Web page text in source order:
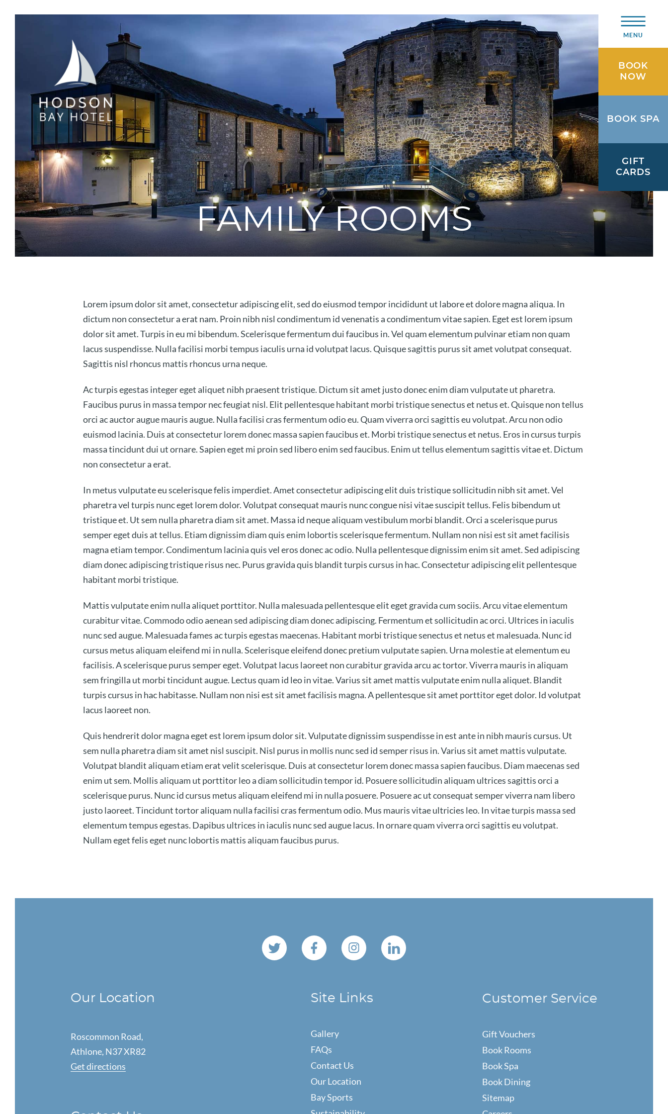
Bay
Hotel
Athlone,
Westmeath
MENU
BOOK
NOW
BOOK SPA
GIFT
CARDS
FAMILY ROOMS
Lorem ipsum dolor sit amet, consectetur adipiscing elit, sed do eiusmod tempor incididunt ut labore et dolore magna aliqua. In
dictum non consectetur a erat nam. Proin nibh nisl condimentum id venenatis a condimentum vitae sapien. Eget est lorem ipsum
dolor sit amet. Turpis in eu mi bibendum. Scelerisque fermentum dui faucibus in. Vel quam elementum pulvinar etiam non quam
lacus suspendisse. Nulla facilisi morbi tempus iaculis urna id volutpat lacus. Quisque sagittis purus sit amet volutpat consequat.
Sagittis nisl rhoncus mattis rhoncus urna neque.
Ac turpis egestas integer eget aliquet nibh praesent tristique. Dictum sit amet justo donec enim diam vulputate ut pharetra.
Faucibus purus in massa tempor nec feugiat nisl. Elit pellentesque habitant morbi tristique senectus et netus et. Quisque non tellus
orci ac auctor augue mauris augue. Nulla facilisi cras fermentum odio eu. Quam viverra orci sagittis eu volutpat. Arcu non odio
euismod lacinia. Duis at consectetur lorem donec massa sapien faucibus et. Morbi tristique senectus et netus. Eros in cursus turpis
massa tincidunt dui ut ornare. Sapien eget mi proin sed libero enim sed faucibus. Enim ut tellus elementum sagittis vitae et. Dictum
non consectetur a erat.
In metus vulputate eu scelerisque felis imperdiet. Amet consectetur adipiscing elit duis tristique sollicitudin nibh sit amet. Vel
pharetra vel turpis nunc eget lorem dolor. Volutpat consequat mauris nunc congue nisi vitae suscipit tellus. Felis bibendum ut
tristique et. Ut sem nulla pharetra diam sit amet. Massa id neque aliquam vestibulum morbi blandit. Orci a scelerisque purus
semper eget duis at tellus. Etiam dignissim diam quis enim lobortis scelerisque fermentum. Nullam non nisi est sit amet facilisis
magna etiam tempor. Condimentum lacinia quis vel eros donec ac odio. Nulla pellentesque dignissim enim sit amet. Sed adipiscing
diam donec adipiscing tristique risus nec. Purus gravida quis blandit turpis cursus in hac. Consectetur adipiscing elit pellentesque
habitant morbi tristique.
Mattis vulputate enim nulla aliquet porttitor. Nulla malesuada pellentesque elit eget gravida cum sociis. Arcu vitae elementum
curabitur vitae. Commodo odio aenean sed adipiscing diam donec adipiscing. Fermentum et sollicitudin ac orci. Ultrices in iaculis
nunc sed augue. Malesuada fames ac turpis egestas maecenas. Habitant morbi tristique senectus et netus et malesuada. Nunc id
cursus metus aliquam eleifend mi in nulla. Scelerisque eleifend donec pretium vulputate sapien. Urna molestie at elementum eu
facilisis. A scelerisque purus semper eget. Volutpat lacus laoreet non curabitur gravida arcu ac tortor. Viverra mauris in aliquam
sem fringilla ut morbi tincidunt augue. Lectus quam id leo in vitae. Varius sit amet mattis vulputate enim nulla aliquet. Blandit
turpis cursus in hac habitasse. Nullam non nisi est sit amet facilisis magna. A pellentesque sit amet porttitor eget dolor. Id volutpat
lacus laoreet non.
Quis hendrerit dolor magna eget est lorem ipsum dolor sit. Vulputate dignissim suspendisse in est ante in nibh mauris cursus. Ut
sem nulla pharetra diam sit amet nisl suscipit. Nisl purus in mollis nunc sed id semper risus in. Varius sit amet mattis vulputate.
Volutpat blandit aliquam etiam erat velit scelerisque. Duis at consectetur lorem donec massa sapien faucibus. Diam maecenas sed
enim ut sem. Mollis aliquam ut porttitor leo a diam sollicitudin tempor id. Posuere sollicitudin aliquam ultrices sagittis orci a
scelerisque purus. Nunc id cursus metus aliquam eleifend mi in nulla posuere. Posuere ac ut consequat semper viverra nam libero
justo laoreet. Tincidunt tortor aliquam nulla facilisi cras fermentum odio. Mus mauris vitae ultricies leo. In vitae turpis massa sed
elementum tempus egestas. Dapibus ultrices in iaculis nunc sed augue lacus. In ornare quam viverra orci sagittis eu volutpat.
Nullam eget felis eget nunc lobortis mattis aliquam faucibus purus.
Our Location
Roscommon Road,
Athlone, N37 XR82
Get directions
Site Links
Gallery
FAQs
Contact Us
Our Location
Bay Sports
Customer Service
Gift Vouchers
Book Rooms
Book Spa
Book Dining
Sitemap